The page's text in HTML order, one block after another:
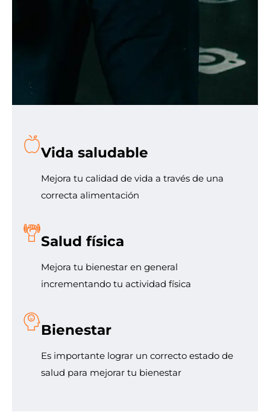
Vida saludable
Mejora tu calidad de vida a través de una
correcta alimentación
Salud física
Mejora tu bienestar en general
incrementando tu actividad física
Bienestar
Es importante lograr un correcto estado de
salud para mejorar tu bienestar